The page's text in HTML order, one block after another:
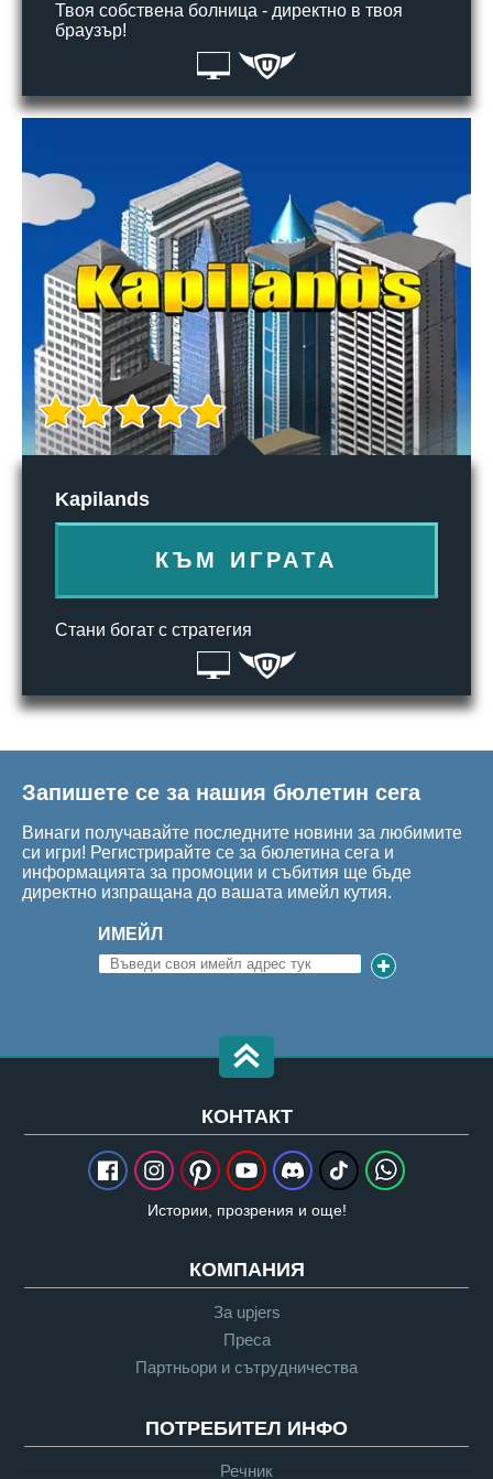
Твоя собствена болница - директно в твоя
браузър!
Kapilands
КЪМ ИГРАТА
Стани богат с стратегия
Запишете се за нашия бюлетин сега
Винаги получавайте последните новини за любимите
си игри! Регистрирайте се за бюлетина сега и
информацията за промоции и събития ще бъде
директно изпращана до вашата имейл кутия.
ИМЕЙЛ
КОНТАКТ
Истории, прозрения и още!
КОМПАНИЯ
За upjers
Преса
Партньори и сътрудничества
ПОТРЕБИТЕЛ ИНФО
Речник